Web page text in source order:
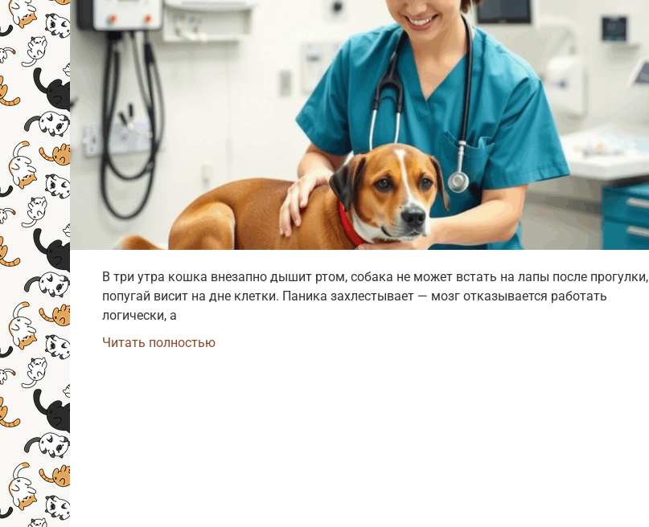
В три утра кошка внезапно дышит ртом, собака не может встать на лапы после прогулки,
попугай висит на дне клетки. Паника захлестывает — мозг отказывается работать
логически, а
Читать полностью